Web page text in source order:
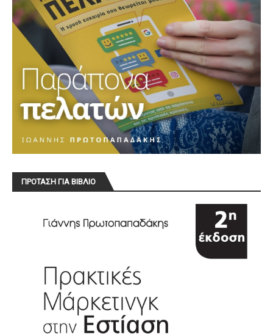
ΠΡΟΤΑΣΗ ΓΙΑ ΒΙΒΛΙΟ